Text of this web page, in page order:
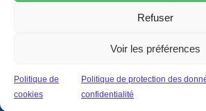
Refuser
Voir les préférences
Politique de
cookies
Politique de protection des
confidentialité
POLITIQUE DE COOKIES